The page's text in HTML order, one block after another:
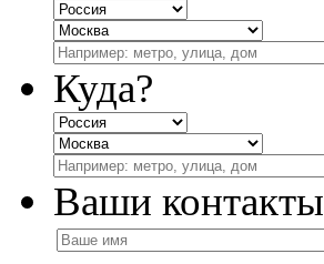
Куда?
Ваши контакты